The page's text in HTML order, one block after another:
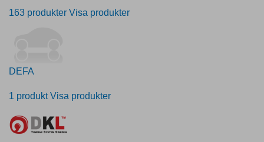
163 produkter Visa produkter
DEFA
1 produkt Visa produkter